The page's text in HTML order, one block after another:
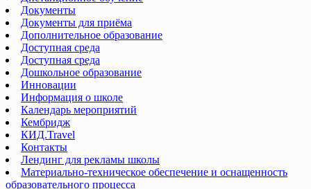
Документы
Документы для приёма
Дополнительное образование
Доступная среда
Доступная среда
Дошкольное образование
Инновации
Информация о школе
Календарь мероприятий
Кембридж
КИД.Travel
Контакты
Лендинг для рекламы школы
Материально-техническое обеспечение и оснащенность
образовательного процесса